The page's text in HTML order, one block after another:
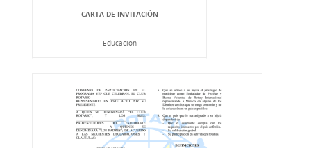
CARTA DE INVITACIÓN
Educación